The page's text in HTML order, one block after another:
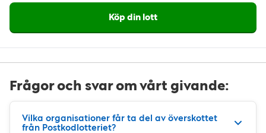
Köp din lott
Frågor och svar om vårt givande:
Vilka organisationer får ta del av överskottet
från Postkodlotteriet?